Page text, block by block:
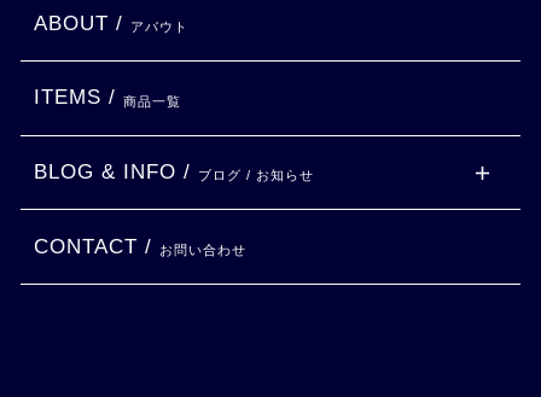
ABOUT / アバウト
ITEMS / 商品一覧
BLOG & INFO / ブログ / お知らせ
CONTACT / お問い合わせ